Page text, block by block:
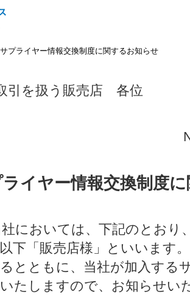
サプライヤー情報交換制度に関するお知らせ
引を扱う販売店 各位
イヤー情報交換制度
においては、下記のとおり
下「販売店様」といいます
とともに、当社が加入する
たしますので、お知らせい